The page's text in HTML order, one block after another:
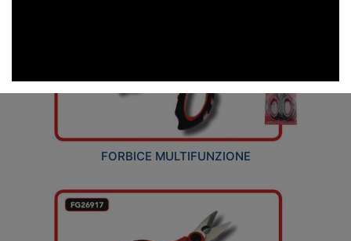
FORBICE MULTIFUNZIONE